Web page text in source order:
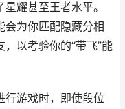
耀甚至王者水平。
会为你匹配隐藏分相
以考验你的“带飞”能
行游戏时，即使段位